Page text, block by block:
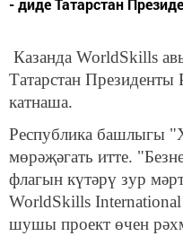
- диде Татарстан
Казанда WorldSkills
Татарстан
катнаша.
Республика башлыгы
мөрәҗәгать итте.
флагын күтәрү зур
WorldSkills International
шушы проект өчен